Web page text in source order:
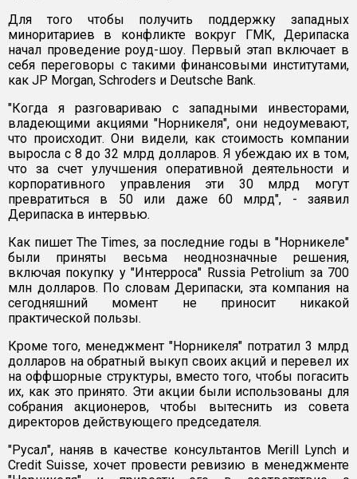
Для того чтобы получить поддержку западных
миноритариев в конфликте вокруг ГМК, Дерипаска
начал проведение роуд-шоу. Первый этап включает в
себя переговоры с такими финансовыми институтами,
как JP Morgan, Schroders и Deutsche Bank.
"Когда я разговариваю с западными инвесторами,
владеющими акциями "Норникеля", они недоумевают,
что происходит. Они видели, как стоимость компании
выросла с 8 до 32 млрд долларов. Я убеждаю их в том,
что за счет улучшения оперативной деятельности и
корпоративного управления эти 30 млрд могут
превратиться в 50 или даже 60 млрд", - заявил
Дерипаска в интервью.
Как пишет The Times, за последние годы в "Норникеле"
были приняты весьма неоднозначные решения,
включая покупку у "Интерроса" Russia Petrolium за 700
млн долларов. По словам Дерипаски, эта компания на
сегодняшний момент не приносит никакой
практической пользы.
Кроме того, менеджмент "Норникеля" потратил 3 млрд
долларов на обратный выкуп своих акций и перевел их
на оффшорные структуры, вместо того, чтобы погасить
их, как это принято. Эти акции были использованы для
собрания акционеров, чтобы вытеснить из совета
директоров действующего председателя.
"Русал", наняв в качестве консультантов Merill Lynch и
Credit Suisse, хочет провести ревизию в менеджменте